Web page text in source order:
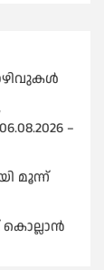
–
മൂന്ന്